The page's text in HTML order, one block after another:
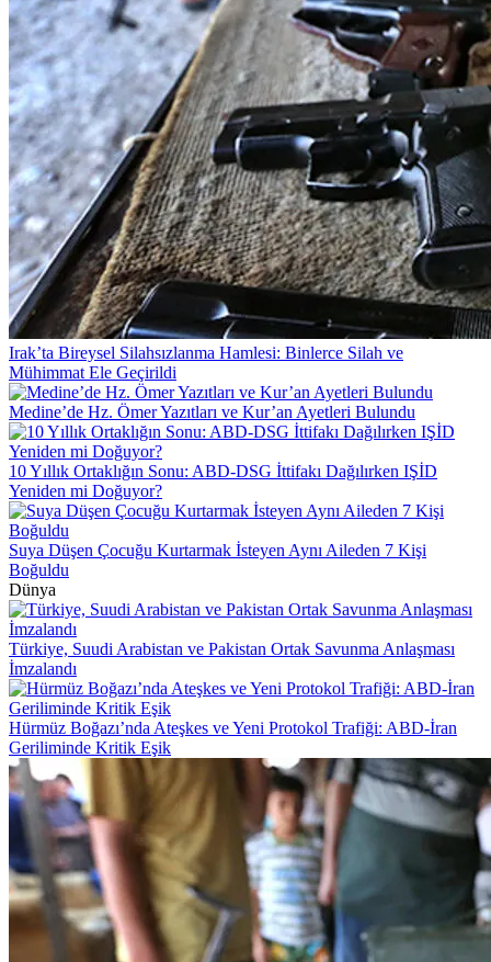
Irak’ta Bireysel Silahsızlanma Hamlesi: Binlerce Silah ve
Mühimmat Ele Geçirildi
Medine’de Hz. Ömer Yazıtları ve Kur’an Ayetleri Bulundu
10 Yıllık Ortaklığın Sonu: ABD-DSG İttifakı Dağılırken IŞİD
Yeniden mi Doğuyor?
Suya Düşen Çocuğu Kurtarmak İsteyen Aynı Aileden 7 Kişi
Boğuldu
Dünya
Türkiye, Suudi Arabistan ve Pakistan Ortak Savunma Anlaşması
İmzalandı
Hürmüz Boğazı’nda Ateşkes ve Yeni Protokol Trafiği: ABD-İran
Geriliminde Kritik Eşik